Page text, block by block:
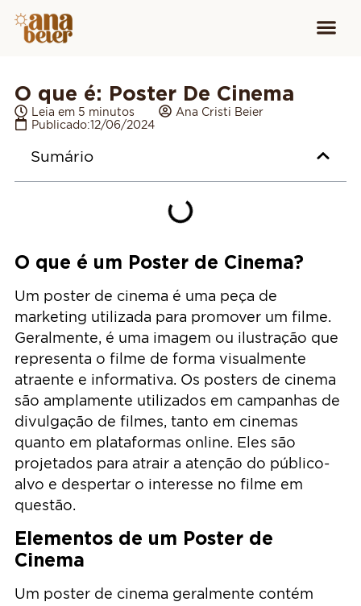
O que é: Poster De Cinema
Leia em 5 minutos
Ana Cristi Beier
Publicado:12/06/2024
Sumário
O que é um Poster de Cinema?
Um poster de cinema é uma peça de
marketing utilizada para promover um filme.
Geralmente, é uma imagem ou ilustração que
representa o filme de forma visualmente
atraente e informativa. Os posters de cinema
são amplamente utilizados em campanhas de
divulgação de filmes, tanto em cinemas
quanto em plataformas online. Eles são
projetados para atrair a atenção do público-
alvo e despertar o interesse no filme em
questão.
Elementos de um Poster de
Cinema
Um poster de cinema geralmente contém